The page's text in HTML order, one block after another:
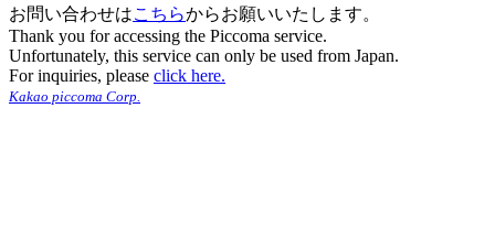
お問い合わせはこちらからお願いいたします。
Thank you for accessing the Piccoma service.
Unfortunately, this service can only be used from Japan.
For inquiries, please click here.
Kakao piccoma Corp.